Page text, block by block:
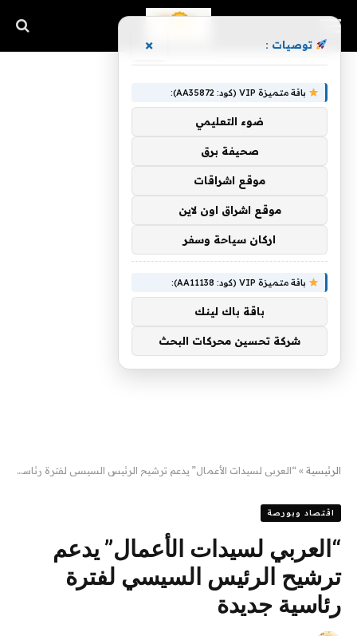
الرئيسية » “العربي لسيدات الأعمال” يدعم ترشيح الرئيس السيسي لفترة رئاسية جديدة
اقتصاد وبورصة
“العربي لسيدات الأعمال” يدعم
ترشيح الرئيس السيسي لفترة
رئاسية جديدة
توصيات : ×
باقة متميزة VIP (كود: AA35872):
ضوء التعليمي
صحيفة برق
موقع اشراقات
موقع اشراق اون لاين
اركان سياحة وسفر
باقة متميزة VIP (كود: AA11138):
باقة باك لينك
شركة تحسين محركات البحث